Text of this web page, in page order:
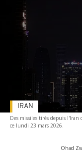
Des missiles tirés depuis
ce lundi 23 mars 2026.
Ohad
IRAN